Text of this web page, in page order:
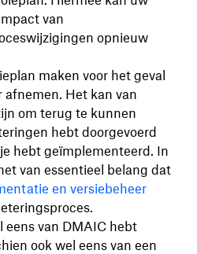
van
opnieuw
maken voor het geval
Het kan van
om terug te kunnen
hebt doorgevoerd
hebt geïmplementeerd. In
van essentieel belang dat
en versiebeheer
eens van DMAIC hebt
ook wel eens van een